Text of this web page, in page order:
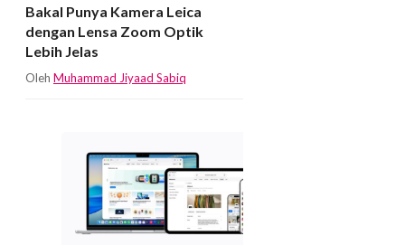
Bakal Punya Kamera Leica
dengan Lensa Zoom Optik
Lebih Jelas
Oleh Muhammad Jiyaad Sabiq